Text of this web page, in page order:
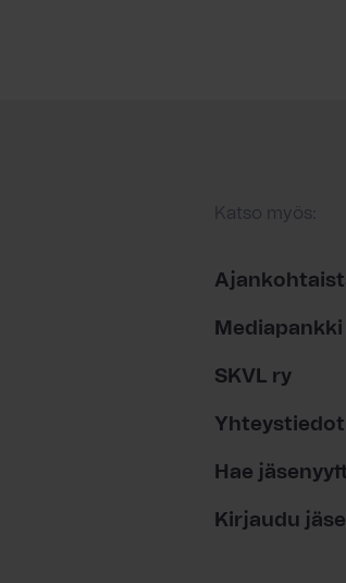
Katso myös:
Mediapankki
SKVL ry
Yhteystiedot
Hae
Kirjaudu